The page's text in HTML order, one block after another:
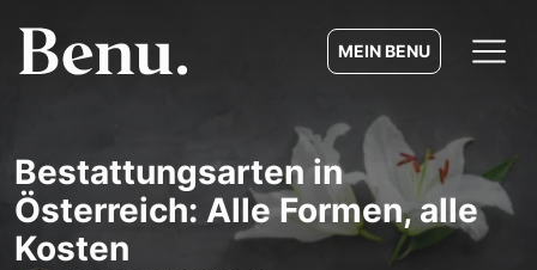
MEIN BENU
Bestattungsarten in
Österreich: Alle Formen, alle
Kosten